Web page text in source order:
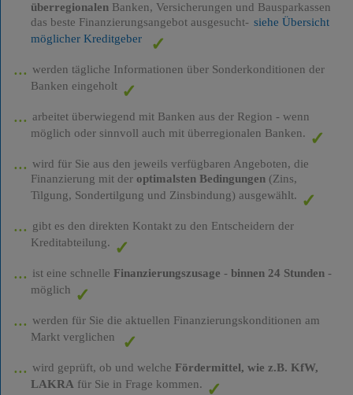
überregionalenBanken, Versicherungen und Bausparkassen
das beste Finanzierungsangebot ausgesucht- siehe Übersicht
möglicher Kreditgeber
werden tägliche Informationen über Sonderkonditionen der
Banken eingeholt
arbeitet überwiegend mit Banken aus der Region - wenn
möglich oder sinnvoll auch mit überregionalen Banken.
wird für Sie aus den jeweils verfügbaren Angeboten, die
Finanzierung mit der optimalsten Bedingungen(Zins,
Tilgung, Sondertilgung und Zinsbindung) ausgewählt.
gibt es den direkten Kontakt zu den Entscheidern der
Kreditabteilung.
ist eine schnelle Finanzierungszusage - binnen 24 Stunden-
möglich
werden für Sie die aktuellen Finanzierungskonditionen am
Markt verglichen
wird geprüft, ob und welche Fördermittel, wie z.B. KfW,
LAKRA für Sie in Frage kommen.